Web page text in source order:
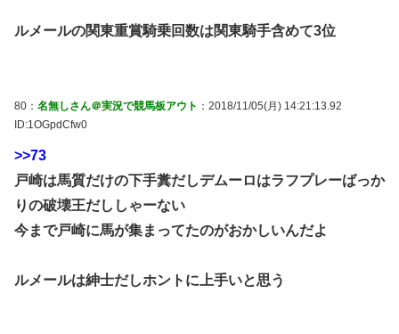
ルメールの関東重賞騎乗回数は関東騎手含めて3位
80： 名無しさん＠実況で競馬板アウト ：2018/11/05(月) 14:21:13.92
ID:1OGpdCfw0
>>73
戸崎は馬質だけの下手糞だしデムーロはラフプレーばっか
りの破壊王だししゃーない
今まで戸崎に馬が集まってたのがおかしいんだよ
ルメールは紳士だしホントに上手いと思う